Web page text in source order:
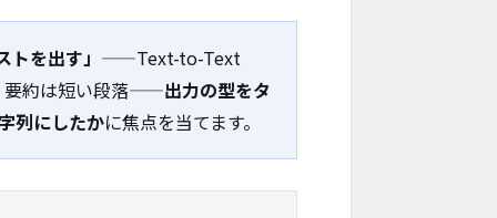
を出す」 ——Text-to-Text
要約は短い段落——出力の型をタ
列にしたかに焦点を当てます。